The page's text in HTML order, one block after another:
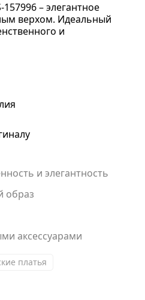
– элегантное
верхом. Идеальный
и
и элегантность
образ
аксессуарами
платья